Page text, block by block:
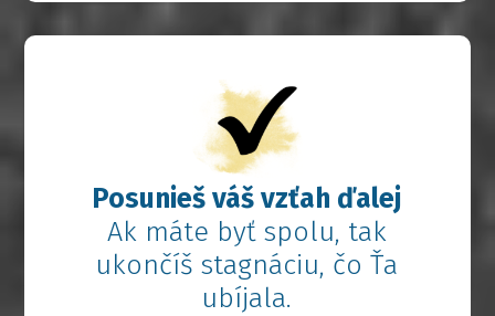
Posunieš váš vzťah ďalej
Ak máte byť spolu, tak
ukončíš stagnáciu, čo Ťa
ubíjala.